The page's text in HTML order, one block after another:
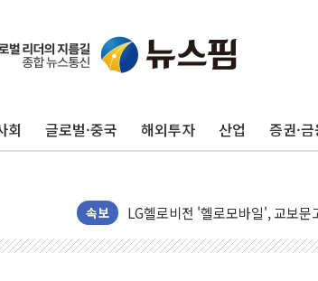
회 글로벌·중국 해외투자 산업 증권·
속보
에어로케이항공, 청주-중국 청두
네이버, AI 브리핑 도입 후 블로그
LG헬로비전 '헬로모바일', 교보문
KTis, 02-114로 카카오 T 택시 호